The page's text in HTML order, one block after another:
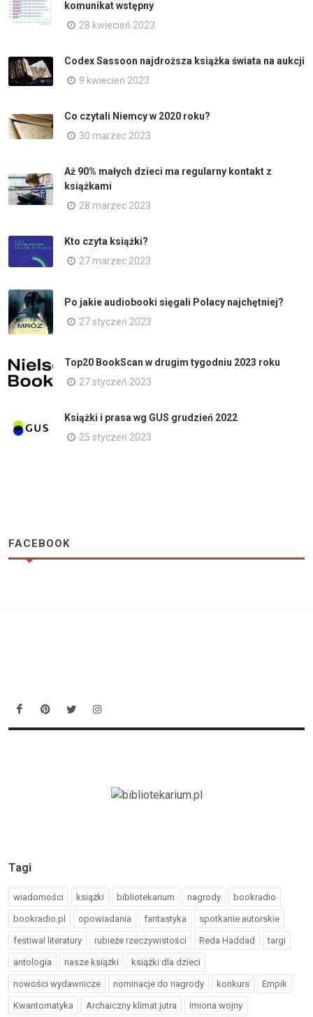
komunikat wstępny
28 kwiecień 2023
Codex Sassoon najdroższa książka świata na aukcji
9 kwiecień 2023
Co czytali Niemcy w 2020 roku?
30 marzec 2023
Aż 90% małych dzieci ma regularny kontakt z
książkami
28 marzec 2023
Kto czyta książki?
27 marzec 2023
Po jakie audiobooki sięgali Polacy najchętniej?
27 styczeń 2023
Top20 BookScan w drugim tygodniu 2023 roku
27 styczeń 2023
Książki i prasa wg GUS grudzień 2022
25 styczeń 2023
FACEBOOK
Tagi
wiadomości książki bibliotekarium nagrody bookradio
bookradio.pl opowiadania fantastyka spotkanie autorskie
festiwal literatury rubieże rzeczywistości Reda Haddad targi
antologia nasze książki książki dla dzieci
nowości wydawnicze nominacje do nagrody konkurs Empik
Kwantomatyka Archaiczny klimat jutra Imiona wojny